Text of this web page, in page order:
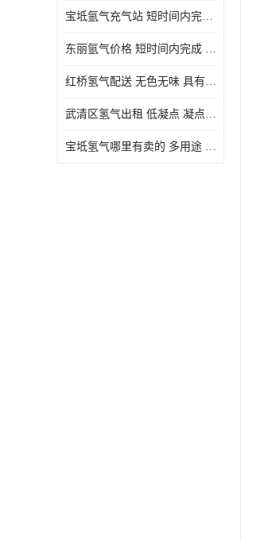
宝坻氩气充气站 短时间内完成 人员经过培训
东丽氩气价格 短时间内完成 物流管理优良
红桥氢气配送 无色无味 具有较低的密度
武清区氢气出租 低凝点 凝点为-259
宝坻氢气哪里有卖的 多用途 可以在空气中上升